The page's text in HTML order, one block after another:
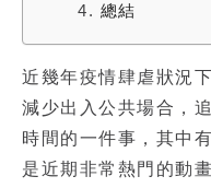
4. 總結
近幾年疫情肆虐狀況
減少出入公共場合，
時間的一件事，其中
是近期非常熱門的動